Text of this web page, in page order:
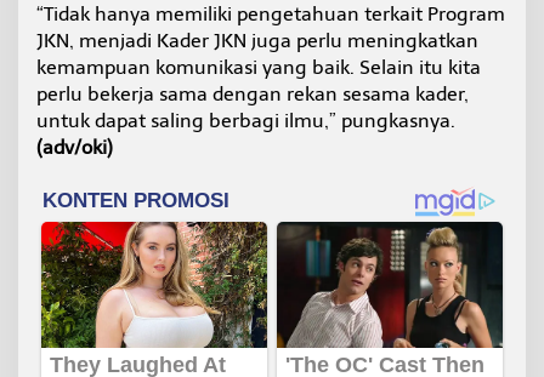
“Tidak hanya memiliki pengetahuan terkait Program
JKN, menjadi Kader JKN juga perlu meningkatkan
kemampuan komunikasi yang baik. Selain itu kita
perlu bekerja sama dengan rekan sesama kader,
untuk dapat saling berbagi ilmu,” pungkasnya.
(adv/oki)